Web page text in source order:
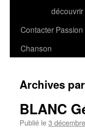
découvrir
Contacter Passion
Chanson
Archives
BLANC
Publié le3